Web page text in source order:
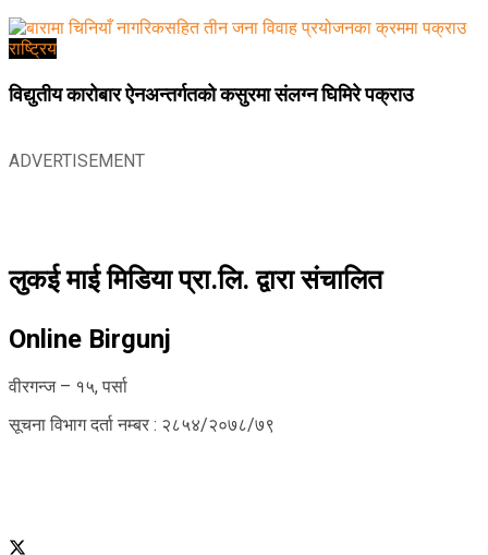
राष्ट्रिय
विद्युतीय कारोबार ऐनअन्तर्गतको कसुरमा संलग्न घिमिरे पक्राउ
ADVERTISEMENT
लुकई माई मिडिया प्रा.लि. द्वारा संचालित
Online Birgunj
वीरगन्ज – १५, पर्सा
सूचना विभाग दर्ता नम्बर : २८५४/२०७८/७९